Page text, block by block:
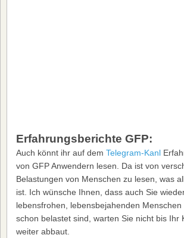
Erfahrungsberichte GFP:
Auch könnt ihr auf dem Telegram-Kanl
von GFP Anwendern lesen. Da ist von
Belastungen von Menschen zu lesen, was
ist. Ich wünsche Ihnen, dass auch Sie
lebensfrohen, lebensbejahenden Menschen
schon belastet sind, warten Sie nicht bis Ihr
weiter abbaut.